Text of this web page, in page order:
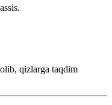
qizlarga taqdim